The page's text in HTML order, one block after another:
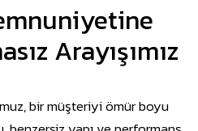
Arayışımız
bir müşteriyi ömür boyu